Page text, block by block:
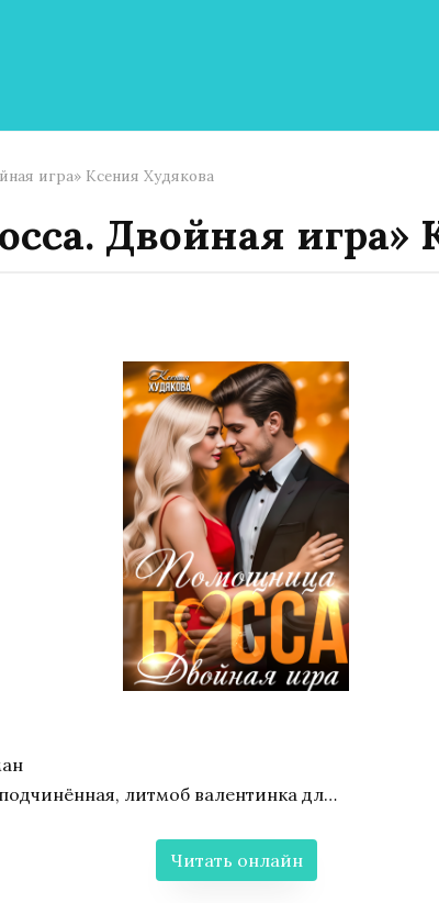
игра» Ксения Худякова
Двойная игра»
литмоб валентинка дл…
Читать онлайн